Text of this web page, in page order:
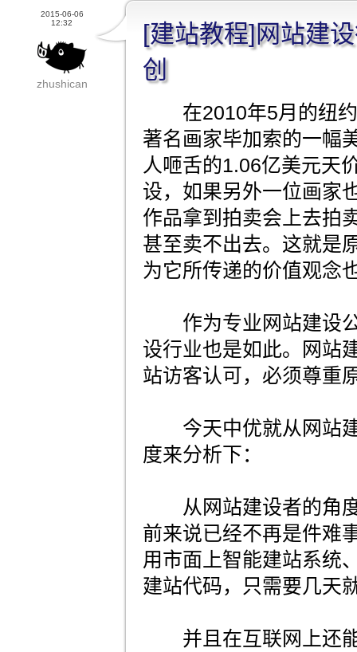
2015-06-06
12:32
zhushican
[建站教程]网站建
创
在2010年5月的纽约
著名画家毕加索的一幅
人咂舌的1.06亿美元天
设，如果另外一位画家
作品拿到拍卖会上去拍
甚至卖不出去。这就是
为它所传递的价值观念
作为专业网站建设公
设行业也是如此。网站
站访客认可，必须尊重
今天中优就从网站建
度来分析下：
从网站建设者的角度
前来说已经不再是件难
用市面上智能建站系统
建站代码，只需要几天
并且在互联网上还能